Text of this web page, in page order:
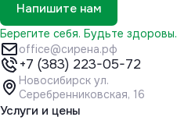
Новосибирск ул.
Серебренниковская, 16
+7 (383) 223-05-72
office@сирена.рф
Берегите себя. Будьте здоровы.
Напишите нам
Услуги и цены